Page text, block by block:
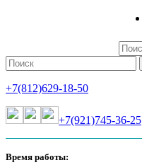
+7(812)629-18-50
+7(921)745-36-25
Время работы: